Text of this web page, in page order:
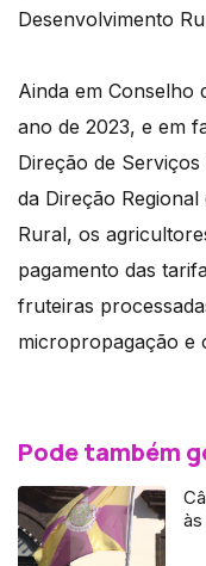
Desenvolvimento
Ainda em Conselho
ano de 2023, e em
Direção de
da Direção
Rural, os
pagamento das
fruteiras
micropropagação e
Pode também